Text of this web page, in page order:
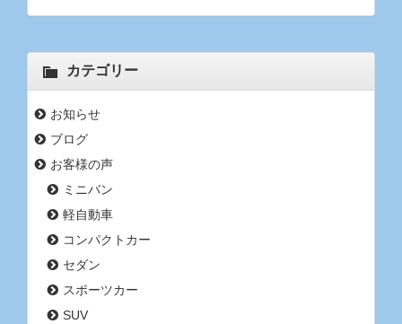
カテゴリー
お知らせ
ブログ
お客様の声
ミニバン
軽自動車
コンパクトカー
セダン
スポーツカー
SUV